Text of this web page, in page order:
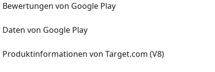
von Google Play
von Google Play
Produktinformationen von Target.com (V8)